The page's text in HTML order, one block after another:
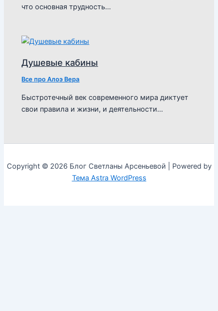
что основная трудность…
Душевые кабины
Все про Алоэ Вера
Быстротечный век современного мира диктует
свои правила и жизни, и деятельности…
Copyright © 2026 Блог Светланы Арсеньевой | Powered by
Тема Astra WordPress